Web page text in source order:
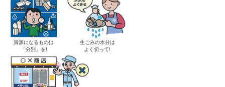
資源になるものは
「分別」を!
生ごみの水分は
よく切って!